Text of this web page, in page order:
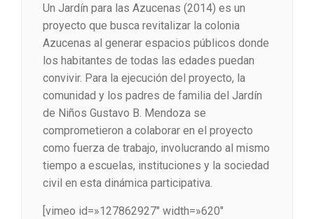
Un Jardín para las Azucenas (2014) es un
proyecto que busca revitalizar la colonia
Azucenas al generar espacios públicos donde
los habitantes de todas las edades puedan
convivir. Para la ejecución del proyecto, la
comunidad y los padres de familia del Jardín
de Niños Gustavo B. Mendoza se
comprometieron a colaborar en el proyecto
como fuerza de trabajo, involucrando al mismo
tiempo a escuelas, instituciones y la sociedad
civil en esta dinámica participativa.
[vimeo id=»127862927″ width=»620″